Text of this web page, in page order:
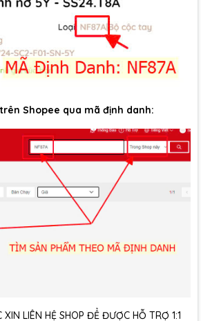
Shopee qua mã định danh:
LIÊN HỆ SHOP ĐỂ ĐƯỢC HỖ TRỢ 1:1